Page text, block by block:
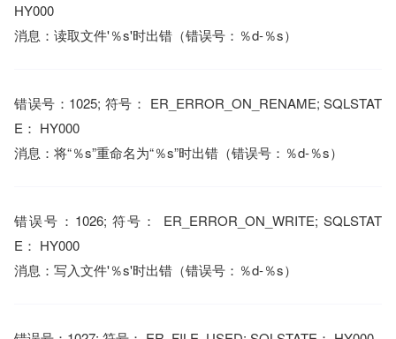
HY000
消息：读取文件'％s'时出错（错误号：％d-％s）
错误号：1025; 符号： ER_ERROR_ON_RENAME; SQLSTAT
E： HY000
消息：将“％s”重命名为“％s”时出错（错误号：％d-％s）
错误号：1026; 符号： ER_ERROR_ON_WRITE; SQLSTAT
E： HY000
消息：写入文件'％s'时出错（错误号：％d-％s）